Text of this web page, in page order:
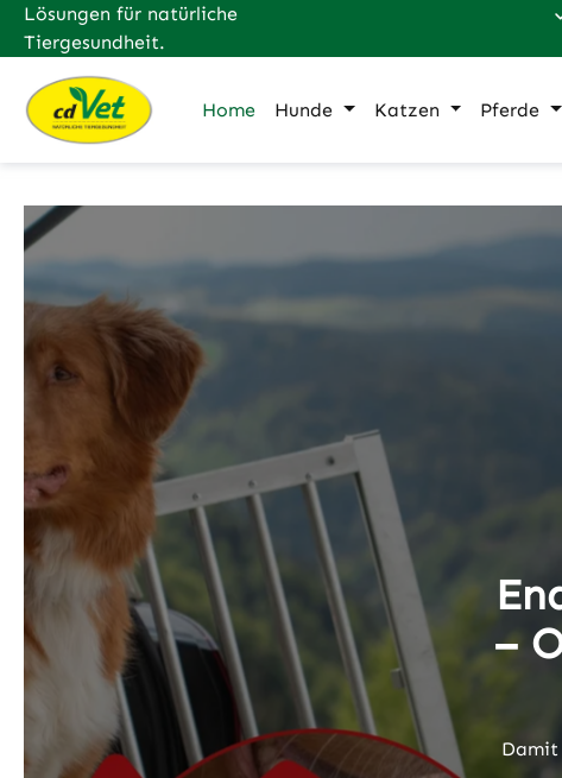
Hauptinhalt springen
Zur Suche springen
Zur Hauptnavigation springen
Lösungen für natürliche
Tiergesundheit.
Home Hunde Katzen Pferde
Slider überspringen
–
Damit